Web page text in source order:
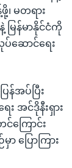
မတရား
မြန်မာနိုင်ငံကို
ပ်ဆောင်ရေး
န်အပ်ပြီး
အင်ဒိုနီးရှား
ကြောင်း
ာ ပြောကြား